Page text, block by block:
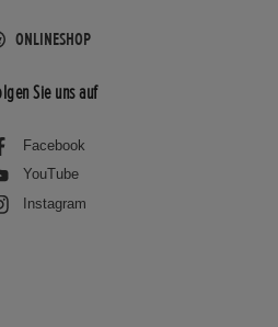
ONLINESHOP
Sie uns auf
Facebook
YouTube
Instagram